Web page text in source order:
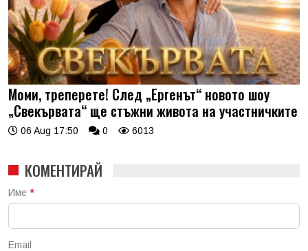
Моми, треперете! След „Ергенът“ новото шоу
„Свекървата“ ще стъжни живота на участничките
06 Aug 17:50 0 6013
КОМЕНТИРАЙ
Име *
Email